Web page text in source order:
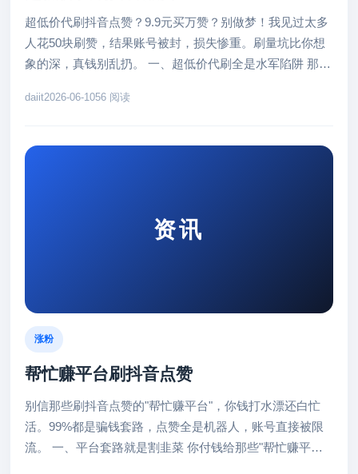
超低价代刷抖音点赞？9.9元买万赞？别做梦！我见过太多
人花50块刷赞，结果账号被封，损失惨重。刷量坑比你想
象的深，真钱别乱扔。 一、超低价代刷全是水军陷阱 那些
daiit2026-06-1056 阅读
资讯
涨粉
帮忙赚平台刷抖音点赞
别信那些刷抖音点赞的"帮忙赚平台"，你钱打水漂还白忙
活。99%都是骗钱套路，点赞全是机器人，账号直接被限
流。 一、平台套路就是割韭菜 你付钱给那些"帮忙赚平